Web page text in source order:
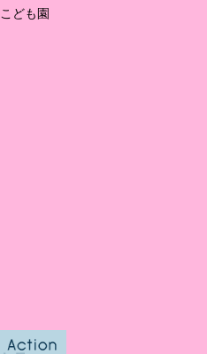
こども園